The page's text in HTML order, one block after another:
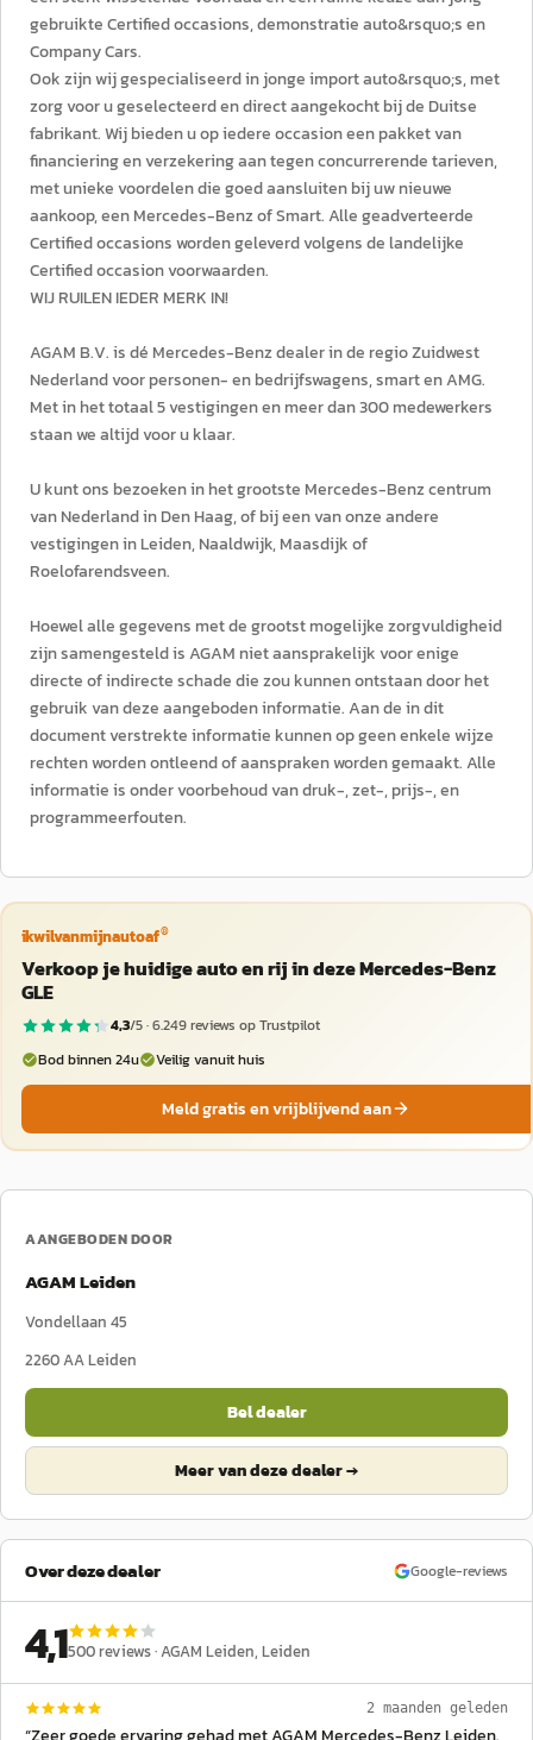
gebruikte Certified occasions, demonstratie auto&rsquo;s en
Company Cars.
Ook zijn wij gespecialiseerd in jonge import auto&rsquo;s, met
zorg voor u geselecteerd en direct aangekocht bij de Duitse
fabrikant. Wij bieden u op iedere occasion een pakket van
financiering en verzekering aan tegen concurrerende tarieven,
met unieke voordelen die goed aansluiten bij uw nieuwe
aankoop, een Mercedes-Benz of Smart. Alle geadverteerde
Certified occasions worden geleverd volgens de landelijke
Certified occasion voorwaarden.
WIJ RUILEN IEDER MERK IN!
AGAM B.V. is dé Mercedes-Benz dealer in de regio Zuidwest
Nederland voor personen- en bedrijfswagens, smart en AMG.
Met in het totaal 5 vestigingen en meer dan 300 medewerkers
staan we altijd voor u klaar.
U kunt ons bezoeken in het grootste Mercedes-Benz centrum
van Nederland in Den Haag, of bij een van onze andere
vestigingen in Leiden, Naaldwijk, Maasdijk of
Roelofarendsveen.
Hoewel alle gegevens met de grootst mogelijke zorgvuldigheid
zijn samengesteld is AGAM niet aansprakelijk voor enige
directe of indirecte schade die zou kunnen ontstaan door het
gebruik van deze aangeboden informatie. Aan de in dit
document verstrekte informatie kunnen op geen enkele wijze
rechten worden ontleend of aanspraken worden gemaakt. Alle
informatie is onder voorbehoud van druk-, zet-, prijs-, en
programmeerfouten.
ikwilvanmijnautoaf®
Verkoop je huidige auto en rij in deze Mercedes-Benz
GLE
4,3/5 ·6.249reviews op Trustpilot
Bod binnen 24u
Veilig vanuit huis
Meld gratis en vrijblijvend aan
AANGEBODEN DOOR
AGAM Leiden
Vondellaan 45
2260 AALeiden
Bel dealer
Meer van deze dealer →
Over deze dealer Google-reviews
4,1500reviews ·AGAM Leiden, Leiden
2 maanden geleden